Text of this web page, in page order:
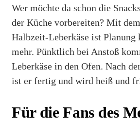
Wer möchte da schon die
der Küche vorbereiten? Mit
Halbzeit-Leberkäse ist Planung
mehr. Pünktlich bei Anstoß
Leberkäse in den Ofen. Nach
ist er fertig und wird heiß und
Für die Fans des